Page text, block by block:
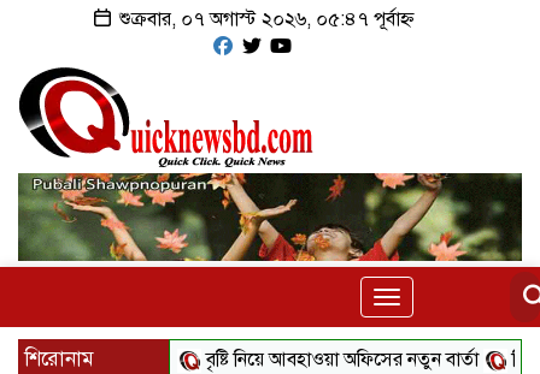
শুক্রবার, ০৭ অগাস্ট ২০২৬, ০৫:৪৭ পূর্বাহ্ন
Toggle
navigation
শিরোনাম বৃষ্টি নিয়ে আবহাওয়া অফিসের নতুন বার্তা বিটিভির